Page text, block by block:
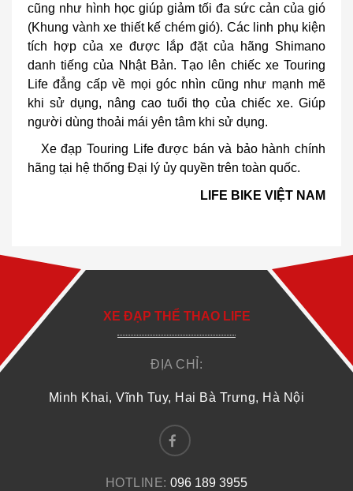
cũng như hình học giúp giảm tối đa sức cản của gió
(Khung vành xe thiết kế chém gió). Các linh phụ kiện
tích hợp của xe được lắp đặt của hãng Shimano
danh tiếng của Nhật Bản. Tạo lên chiếc xe Touring
Life đẳng cấp về mọi góc nhìn cũng như mạnh mẽ
khi sử dụng, nâng cao tuổi thọ của chiếc xe. Giúp
người dùng thoải mái yên tâm khi sử dụng.
Xe đạp Touring Life được bán và bảo hành chính
hãng tại hệ thống Đại lý ủy quyền trên toàn quốc.
LIFE BIKE VIỆT NAM
XE ĐẠP THỂ THAO LIFE
ĐỊA CHỈ:
Minh Khai, Vĩnh Tuy, Hai Bà Trưng, Hà Nội
HOTLINE:096 189 3955